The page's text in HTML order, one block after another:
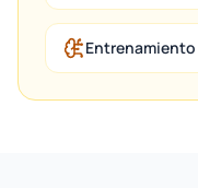
Entrenamiento